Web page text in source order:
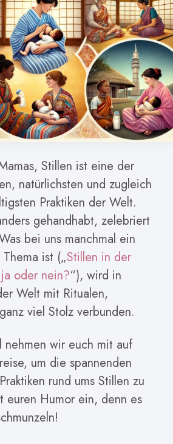
Stillen ist eine der
natürlichsten und zugleich
Praktiken der Welt.
gehandhabt, zelebriert
bei uns manchmal ein
ist („Stillen in der
oder nein?“), wird in
Welt mit Ritualen,
viel Stolz verbunden.
nehmen wir euch mit auf
um die spannenden
rund ums Stillen zu
euren Humor ein, denn es